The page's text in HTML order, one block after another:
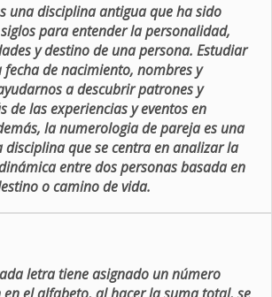
una disciplina antigua que ha sido
para entender la personalidad,
y destino de una persona. Estudiar
de nacimiento, nombres y
a descubrir patrones y
de las experiencias y eventos en
la numerologia de pareja es una
disciplina que se centra en analizar la
entre dos personas basada en
o camino de vida.
letra tiene asignado un número